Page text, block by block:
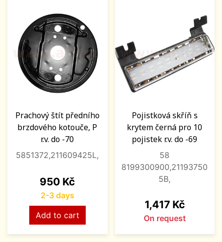
Prachový štít předního
brzdového kotouče, P
r.v. do -70
5851372,211609425L,
Price
950 Kč
2-3 days
Add to cart
Pojistková skříň s
krytem černá pro 10
pojistek r.v. do -69
58
8199300900,21193750
5B,
Price
1,417 Kč
On request